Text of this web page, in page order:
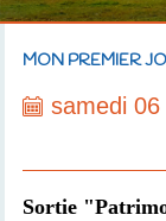
MON PREMIER
samedi
Sortie